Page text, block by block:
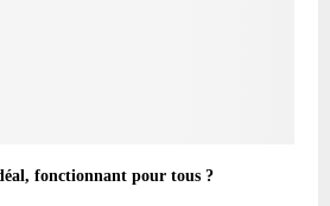
fonctionnant pour tous ?